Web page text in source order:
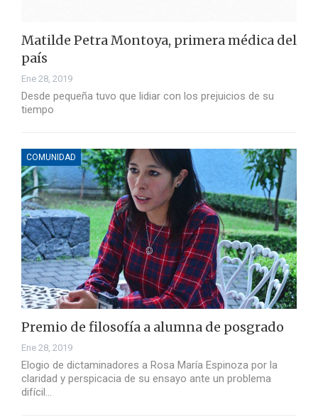
Matilde Petra Montoya, primera médica del
país
Ene 28, 2019
Desde pequeña tuvo que lidiar con los prejuicios de su
tiempo
COMUNIDAD
Premio de filosofía a alumna de posgrado
Ene 28, 2019
Elogio de dictaminadores a Rosa María Espinoza por la
claridad y perspicacia de su ensayo ante un problema
difícil…